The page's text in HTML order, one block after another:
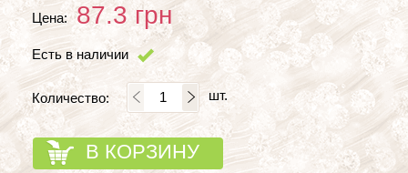
Цена: 87.3 грн
Есть в наличии
Количество: шт.
В КОРЗИНУ